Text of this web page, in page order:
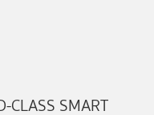
CLASS SMART